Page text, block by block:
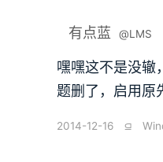
有点蓝 @LMS
嘿嘿这不是没辙
题删了，启用原
2014-12-16 ⫑